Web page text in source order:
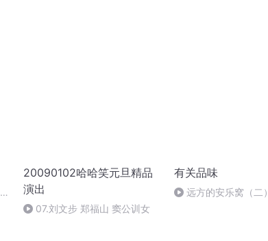
20090102哈哈笑元旦精品
演出
07.刘文步 郑福山 窦公训女
有关品味
远方的安乐窝（二）